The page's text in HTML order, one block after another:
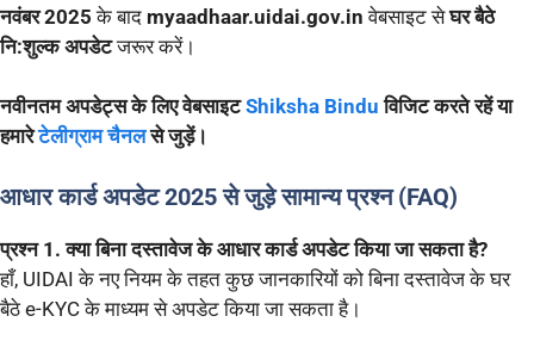
नवंबर 2025 के बाद myaadhaar.uidai.gov.in वेबसाइट सेघर बैठे
नि:शुल्क अपडेटजरूर करें।
नवीनतम अपडेट्स के लिए वेबसाइटShiksha Bindu विजिट करते रहें या
हमारेटेलीग्राम चैनल से जुड़ें।
आधार कार्ड अपडेट 2025 से जुड़े सामान्य प्रश्न (FAQ)
प्रश्न 1. क्या बिना दस्तावेज के आधार कार्ड अपडेट किया जा सकता है?
हाँ, UIDAI के नए नियम के तहत कुछ जानकारियों को बिना दस्तावेज के घर
बैठे e-KYC के माध्यम से अपडेट किया जा सकता है।